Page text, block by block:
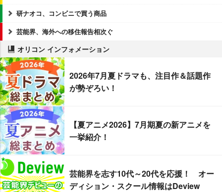
研ナオコ、コンビニで買う商品
芸能界、海外への移住報告相次ぐ
オリコン インフォメーション
2026年7月夏ドラマも、注目作＆話題作
が勢ぞろい！
【夏アニメ2026】7月期夏の新アニメを
一挙紹介！
芸能界を志す10代～20代を応援！ オー
ディション・スクール情報はDeview